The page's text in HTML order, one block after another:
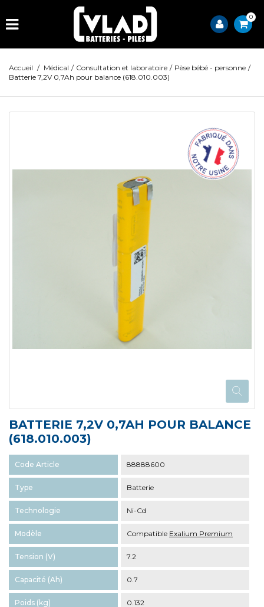
0
Accueil / Médical / Consultation et laboratoire / Pèse bébé - personne /
Batterie 7,2V 0,7Ah pour balance (618.010.003)
BATTERIE 7,2V 0,7AH POUR BALANCE
(618.010.003)
Code Article 88888600
Type Batterie
Technologie Ni-Cd
Modèle Compatible Exalium Premium
Tension (V) 7.2
Capacité (Ah) 0.7
Poids (kg) 0.132